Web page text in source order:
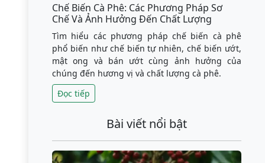
Chế Biến Cà Phê: Các Phương Pháp Sơ
Chế Và Ảnh Hưởng Đến Chất Lượng
Tìm hiểu các phương pháp chế biến cà phê
phổ biến như chế biến tự nhiên, chế biến ướt,
mật ong và bán ướt cùng ảnh hưởng của
chúng đến hương vị và chất lượng cà phê.
Đọc tiếp
Bài viết nổi bật